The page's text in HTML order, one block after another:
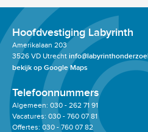
Hoofdvestiging Labyrinth
Amerikalaan 203
3526 VD Utrecht
bekijk op Google Maps
Telefoonnummers
Algemeen: 030 - 262 71 91
Vacatures: 030 - 760 07 81
Offertes: 030 - 760 07 82